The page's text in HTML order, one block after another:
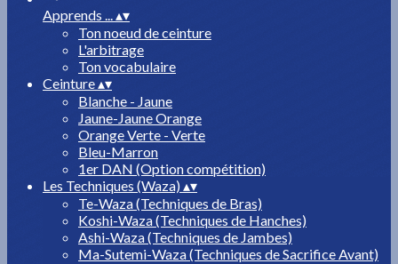
Apprends ...▴▾
Ton noeud de ceinture
L'arbitrage
Ton vocabulaire
Ceinture▴▾
Blanche - Jaune
Jaune-Jaune Orange
Orange Verte - Verte
Bleu-Marron
1er DAN (Option compétition)
Les Techniques (Waza) ▴▾
Te-Waza (Techniques de Bras)
Koshi-Waza (Techniques de Hanches)
Ashi-Waza (Techniques de Jambes)
Ma-Sutemi-Waza (Techniques de Sacrifice Avant)